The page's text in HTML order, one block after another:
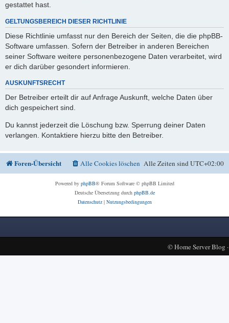
gestattet hast.
GELTUNGSBEREICH DIESER RICHTLINIE
Diese Richtlinie umfasst nur den Bereich der Seiten, die die phpBB-
Software umfassen. Sofern der Betreiber in anderen Bereichen
seiner Software weitere personenbezogene Daten verarbeitet, wird
er dich darüber gesondert informieren.
AUSKUNFTSRECHT
Der Betreiber erteilt dir auf Anfrage Auskunft, welche Daten über
dich gespeichert sind.
Du kannst jederzeit die Löschung bzw. Sperrung deiner Daten
verlangen. Kontaktiere hierzu bitte den Betreiber.
Foren-Übersicht Alle Zeiten sindUTC+02:00
Alle Cookies löschen
Powered by phpBB® Forum Software © phpBB Limited
Deutsche Übersetzung durch phpBB.de
Datenschutz| Nutzungsbedingungen
©Home Server Blog